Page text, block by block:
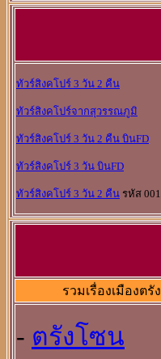
ทัวร์สิงคโปร์ 3 วัน 2 คืน
ทัวร์สิงคโปร์จากสุวรรณภูมิ
ทัวร์สิงคโปร์ 3 วัน 2 คืน บินFD
ทัวร์สิงคโปร์ 3 วัน บินFD
ทัวร์สิงคโปร์ 3 วัน 2 คืน รหัส 001
รวมเรื่องเมืองตรัง
- ตรังโซน